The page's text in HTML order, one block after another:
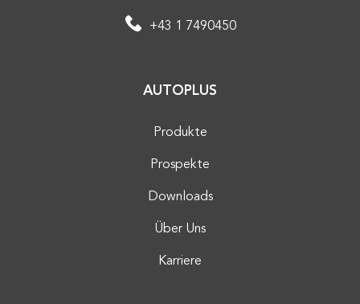
+43 1 7490450
AUTOPLUS
Produkte
Prospekte
Downloads
Über Uns
Karriere